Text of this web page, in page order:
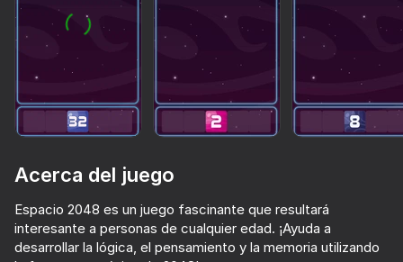
Acerca del juego
Espacio 2048 es un juego fascinante que resultará
interesante a personas de cualquier edad. ¡Ayuda a
desarrollar la lógica, el pensamiento y la memoria utilizando